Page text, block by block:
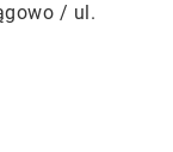
/ ul.